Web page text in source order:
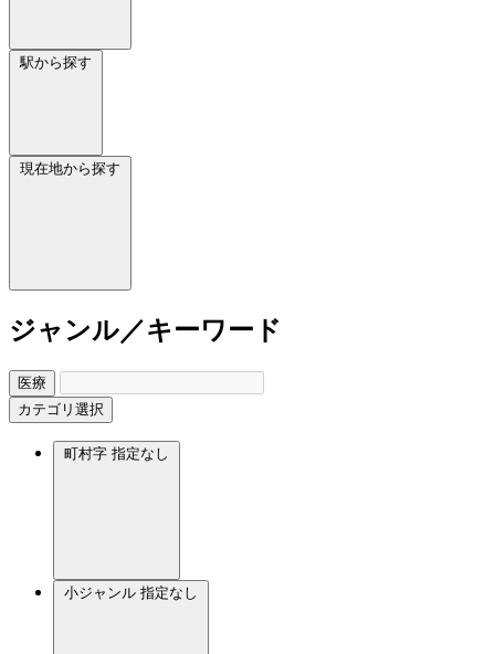
駅から探す
現在地から探す
ジャンル／キーワード
医療
カテゴリ選択
町村字 指定なし
小ジャンル 指定なし